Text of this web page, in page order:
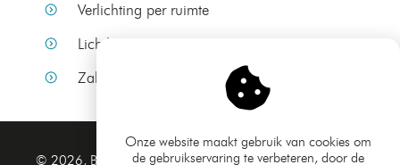
Verlichting per ruimte
Lichtbronnen
Zakelijke verlichting
© 2026, Bamled.nl Algemene voorwaarden
Onze website maakt gebruik van cookies om
de gebruikservaring te verbeteren, door de